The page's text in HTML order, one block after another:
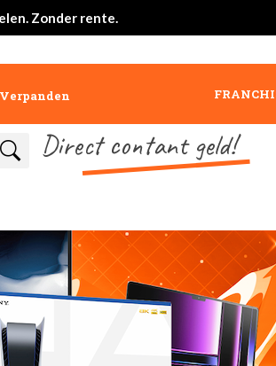
Zonder rente.
Verpanden
Direct contant geld!